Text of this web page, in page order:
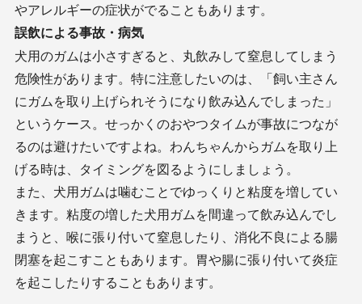
やアレルギーの症状がでることもあります。
誤飲による事故・病気
犬用のガムは小さすぎると、丸飲みして窒息してしまう
危険性があります。特に注意したいのは、「飼い主さん
にガムを取り上げられそうになり飲み込んでしまった」
というケース。せっかくのおやつタイムが事故につなが
るのは避けたいですよね。わんちゃんからガムを取り上
げる時は、タイミングを図るようにしましょう。
また、犬用ガムは噛むことでゆっくりと粘度を増してい
きます。粘度の増した犬用ガムを間違って飲み込んでし
まうと、喉に張り付いて窒息したり、消化不良による腸
閉塞を起こすこともあります。胃や腸に張り付いて炎症
を起こしたりすることもあります。